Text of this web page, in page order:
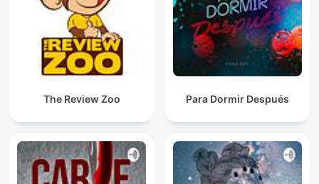
The Review Zoo Para Dormir Después